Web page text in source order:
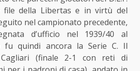
della Libertas e in virtù del
nel campionato precedente,
d’ufficio nel 1939/40 al
fu quindi ancora la Serie C. Il
(finale 2-1 con reti di